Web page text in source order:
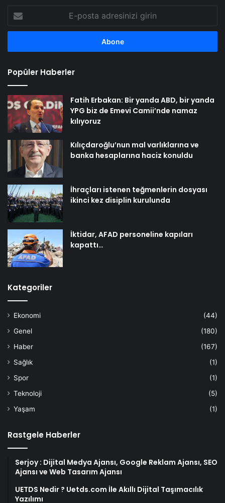
posta
adresinizi
Popüler Haberler
Fatih Erbakan: Bir yanda ABD, bir yanda
YPG biz de Emevi Camii’nde namaz
kılıyoruz
Kılıçdaroğlu’nun mal varlıklarına ve
banka hesaplarına haciz konuldu
İhraçları istenen teğmenlerin dosyası
ikinci kez disiplin kurulunda
İktidar, AFAD personeline kapıları
kapattı…
Kategoriler
Ekonomi
(44)
Genel
(180)
Haber
(167)
Sağlık
(1)
Spor
(1)
Teknoloji
(5)
Yaşam
(1)
Rastgele Haberler
Serjoy : Dijital Medya Ajansı, Google Reklam Ajansı, SEO
Ajansı ve Web Tasarım Ajansı
UETDS Nedir ? Uetds.com İle Akıllı Dijital Taşımacılık
Yazılımı